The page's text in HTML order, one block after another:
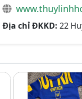
Địa chỉ ĐKKD: 22